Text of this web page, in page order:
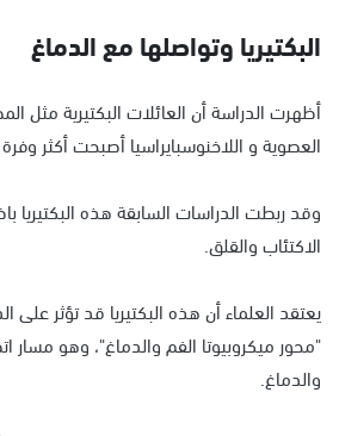
البكتيريا وتواصلها مع الدماغ
أظهرت الدراسة أن العائلات البكتيرية مثل
العصوية و اللاخنوسبايراسيا أصبحت أكثر
وقد ربطت الدراسات السابقة هذه البكتيريا
الاكتئاب والقلق.
يعتقد العلماء أن هذه البكتيريا قد تؤثر على
"محور ميكروبيوتا الفم والدماغ"، وهو مسار
والدماغ.